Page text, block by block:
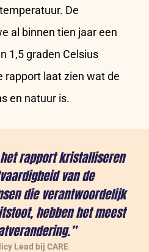
De
al binnen tien jaar een
1,5 graden Celsius
rapport laat zien wat de
en natuur is.
rapport kristalliseren
van de
die verantwoordelijk
hebben het meest
Lead bij CARE